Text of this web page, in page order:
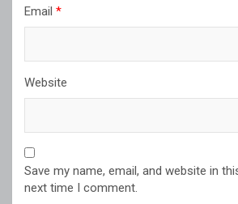
Email *
Website
Save my name, email, and website in
next time I comment.